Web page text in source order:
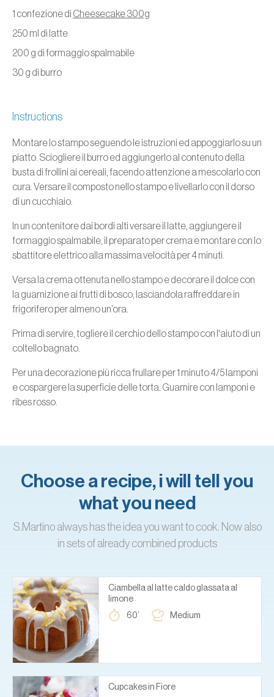
1 confezione di Cheesecake 300g
250 ml di latte
200 g di formaggio spalmabile
30 g di burro
Instructions
Montare lo stampo seguendo le istruzioni ed appoggiarlo su un
piatto. Sciogliere il burro ed aggiungerlo al contenuto della
busta di frollini ai cereali, facendo attenzione a mescolarlo con
cura. Versare il composto nello stampo e livellarlo con il dorso
di un cucchiaio.
In un contenitore dai bordi alti versare il latte, aggiungere il
formaggio spalmabile, il preparato per crema e montare con lo
sbattitore elettrico alla massima velocità per 4 minuti.
Versa la crema ottenuta nello stampo e decorare il dolce con
la guarnizione ai frutti di bosco, lasciandola raffreddare in
frigorifero per almeno un’ora.
Prima di servire, togliere il cerchio dello stampo con l'aiuto di un
coltello bagnato.
Per una decorazione più ricca frullare per 1 minuto 4/5 lamponi
e cospargere la superficie delle torta. Guarnire con lamponi e
ribes rosso.
Choose a recipe, i will tell you
what you need
S.Martino always has the idea you want to cook. Now also
in sets of already combined products
Ciambella al latte caldo glassata al
limone
60’
Medium
Cupcakes in Fiore